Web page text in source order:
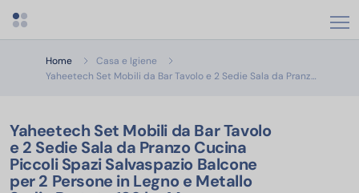
Apri menu categorie
Home
Casa e Igiene
Yaheetech Set Mobili da Bar Tavolo e 2 Sedie Sala da Pranz…
Yaheetech Set Mobili da Bar Tavolo
e 2 Sedie Sala da Pranzo Cucina
Piccoli Spazi Salvaspazio Balcone
per 2 Persone in Legno e Metallo